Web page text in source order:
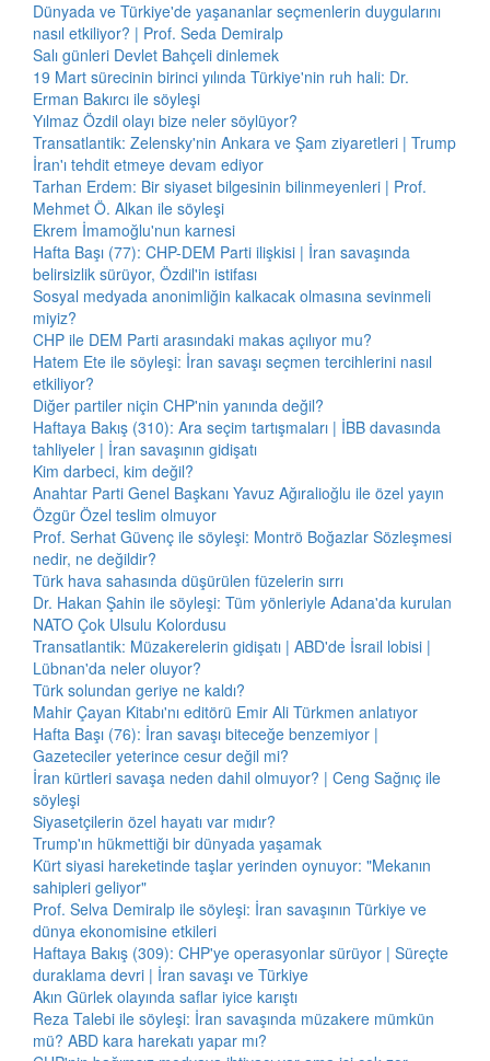
Dünyada ve Türkiye'de yaşananlar seçmenlerin duygularını
nasıl etkiliyor? | Prof. Seda Demiralp
Salı günleri Devlet Bahçeli dinlemek
19 Mart sürecinin birinci yılında Türkiye'nin ruh hali: Dr.
Erman Bakırcı ile söyleşi
Yılmaz Özdil olayı bize neler söylüyor?
Transatlantik: Zelensky'nin Ankara ve Şam ziyaretleri | Trump
İran'ı tehdit etmeye devam ediyor
Tarhan Erdem: Bir siyaset bilgesinin bilinmeyenleri | Prof.
Mehmet Ö. Alkan ile söyleşi
Ekrem İmamoğlu'nun karnesi
Hafta Başı (77): CHP-DEM Parti ilişkisi | İran savaşında
belirsizlik sürüyor, Özdil'in istifası
Sosyal medyada anonimliğin kalkacak olmasına sevinmeli
miyiz?
CHP ile DEM Parti arasındaki makas açılıyor mu?
Hatem Ete ile söyleşi: İran savaşı seçmen tercihlerini nasıl
etkiliyor?
Diğer partiler niçin CHP'nin yanında değil?
Haftaya Bakış (310): Ara seçim tartışmaları | İBB davasında
tahliyeler | İran savaşının gidişatı
Kim darbeci, kim değil?
Anahtar Parti Genel Başkanı Yavuz Ağıralioğlu ile özel yayın
Özgür Özel teslim olmuyor
Prof. Serhat Güvenç ile söyleşi: Montrö Boğazlar Sözleşmesi
nedir, ne değildir?
Türk hava sahasında düşürülen füzelerin sırrı
Dr. Hakan Şahin ile söyleşi: Tüm yönleriyle Adana'da kurulan
NATO Çok Ulsulu Kolordusu
Transatlantik: Müzakerelerin gidişatı | ABD'de İsrail lobisi |
Lübnan'da neler oluyor?
Türk solundan geriye ne kaldı?
Mahir Çayan Kitabı'nı editörü Emir Ali Türkmen anlatıyor
Hafta Başı (76): İran savaşı biteceğe benzemiyor |
Gazeteciler yeterince cesur değil mi?
İran kürtleri savaşa neden dahil olmuyor? | Ceng Sağnıç ile
söyleşi
Siyasetçilerin özel hayatı var mıdır?
Trump'ın hükmettiği bir dünyada yaşamak
Kürt siyasi hareketinde taşlar yerinden oynuyor: "Mekanın
sahipleri geliyor"
Prof. Selva Demiralp ile söyleşi: İran savaşının Türkiye ve
dünya ekonomisine etkileri
Haftaya Bakış (309): CHP'ye operasyonlar sürüyor | Süreçte
duraklama devri | İran savaşı ve Türkiye
Akın Gürlek olayında saflar iyice karıştı
Reza Talebi ile söyleşi: İran savaşında müzakere mümkün
mü? ABD kara harekatı yapar mı?